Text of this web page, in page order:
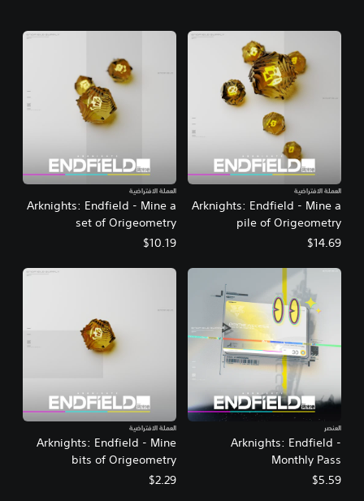
Arknights: Endfield - Mine a
pile of Origeometry
العملة الافتراضية
$14.69
Arknights: Endfield - Mine a
set of Origeometry
العملة الافتراضية
$10.19
Arknights: Endfield -
Monthly Pass
العنصر
$5.59
Arknights: Endfield - Mine
bits of Origeometry
العملة الافتراضية
$2.29